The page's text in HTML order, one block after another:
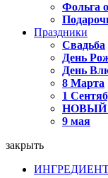
Фольга
Праздники
Свадьба
День
День
8 Марта
1
НОВЫЙ
9 мая
закрыть